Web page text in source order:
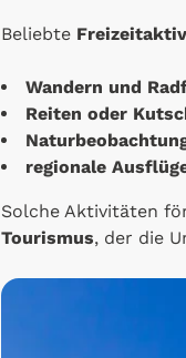
Beliebte
Wandern und
Reiten oder
regionale
Solche Aktivitäten
Tourismus, der die